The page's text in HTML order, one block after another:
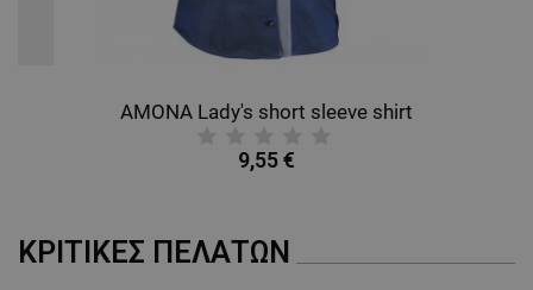
AMONA Lady's short sleeve shirt
9,55 €
ΚΡΙΤΙΚΈΣ ΠΕΛΑΤΏΝ